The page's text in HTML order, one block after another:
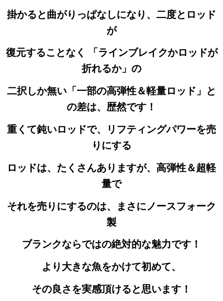
掛かると曲がりっぱなしになり、二度とロッド
が
復元することなく 「ラインブレイクかロッドが
折れるか」の
二択しか無い 「一部の高弾性＆軽量ロッド」と
の差は、歴然です！
重くて鈍いロッドで、リフティングパワーを売
りにする
ロッドは、たくさんありますが、高弾性＆超軽
量で
それを売りにするのは、まさにノースフォーク
製
ブランクならではの絶対的な魅力です！
より大きな魚をかけて初めて、
その良さを実感頂けると思います！